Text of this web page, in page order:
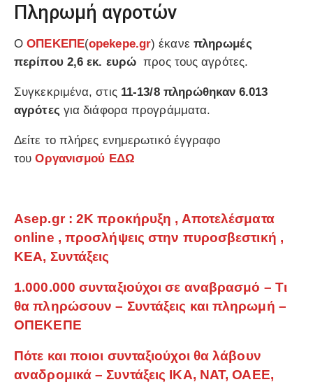
Πληρωμή αγροτών
ΟΟΠΕΚΕΠΕ(opekepe.gr) έκανε πληρωμές
περίπου 2,6 εκ. ευρώ προς τους αγρότες.
Συγκεκριμένα, στις 11-13/8 πληρώθηκαν 6.013
αγρότες για διάφορα προγράμματα.
Δείτε το πλήρες ενημερωτικό έγγραφο
τουΟργανισμού ΕΔΩ
Asep.gr : 2Κ προκήρυξη , Αποτελέσματα
online , προσλήψεις στην πυροσβεστική ,
ΚΕΑ, Συντάξεις
1.000.000 συνταξιούχοι σε αναβρασμό – Τι
θα πληρώσουν – Συντάξεις και πληρωμή –
ΟΠΕΚΕΠΕ
Πότε και ποιοι συνταξιούχοι θα λάβουν
αναδρομικά – Συντάξεις ΙΚΑ, ΝΑΤ, ΟΑΕΕ,